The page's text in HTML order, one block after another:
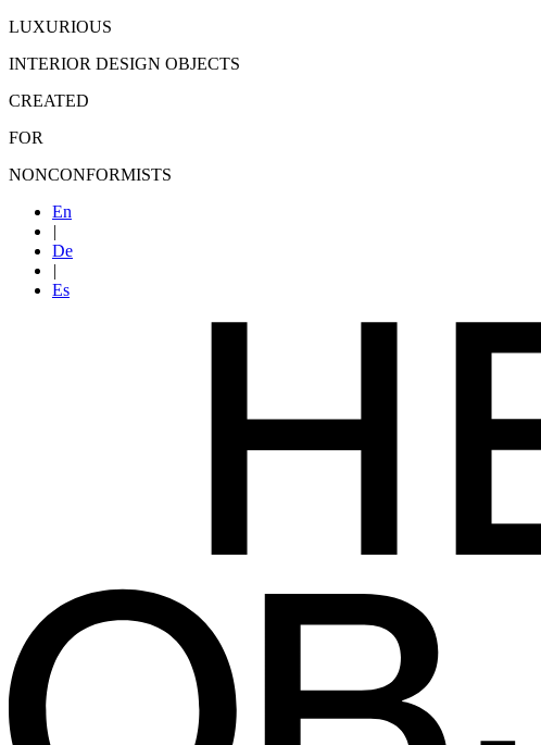
LUXURIOUS
INTERIOR DESIGN OBJECTS
CREATED
FOR
NONCONFORMISTS
En
|
De
|
Es